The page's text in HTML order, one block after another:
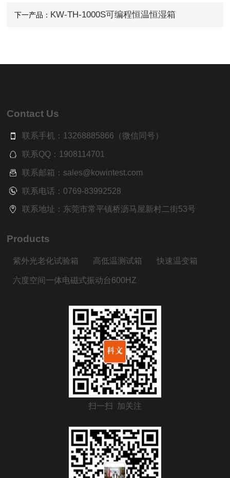
下一产品： KW-TH-1000S可编程恒温恒湿箱
Contact Us
联系手机：13268885866（微信同号）
联系QQ：1908114701
联系邮箱：sales@kowintest.com
联系电话：0769-83992528
联系地址：东莞市常平镇桥沥马屋新村二街53号
Products
紫外光老化试验箱 高低温测试箱 快速温变箱
六度空间一体电磁式振动台600HZ
扫一扫 加关注